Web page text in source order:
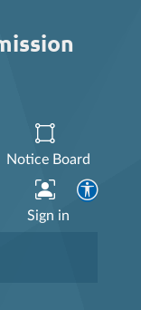
Notice Board
Sign in